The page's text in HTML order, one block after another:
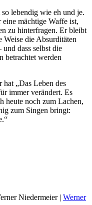
lebendig wie eh und je.
mächtige Waffe ist,
zu hinterfragen. Er bleibt
die Absurditäten
dass selbst die
betrachtet werden
„Das Leben des
immer verändert. Es
heute noch zum Lachen,
zum Singen bringt:
Niedermeier | Werner